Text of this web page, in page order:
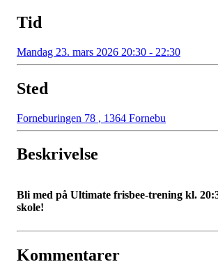
Tid
Mandag 23. mars 2026 20:30 - 22:30
Sted
Forneburingen 78 , 1364 Fornebu
Beskrivelse
Bli med på Ultimate frisbee-trening kl.
skole!
Kommentarer